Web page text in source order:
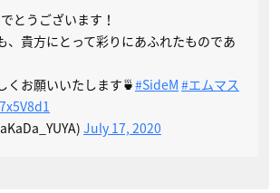
とうございます！
、貴方にとって彩りにあふれたものであ
くお願いいたします🍵#SideM #エムマス
July 17, 2020